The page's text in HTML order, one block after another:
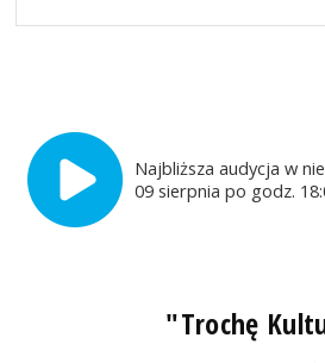
Najbliższa audycja w
09 sierpnia po godz.
"Trochę